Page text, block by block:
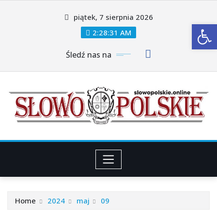
piątek, 7 sierpnia 2026
2:28:32 AM
Śledź nas na
Home 2024 maj 09